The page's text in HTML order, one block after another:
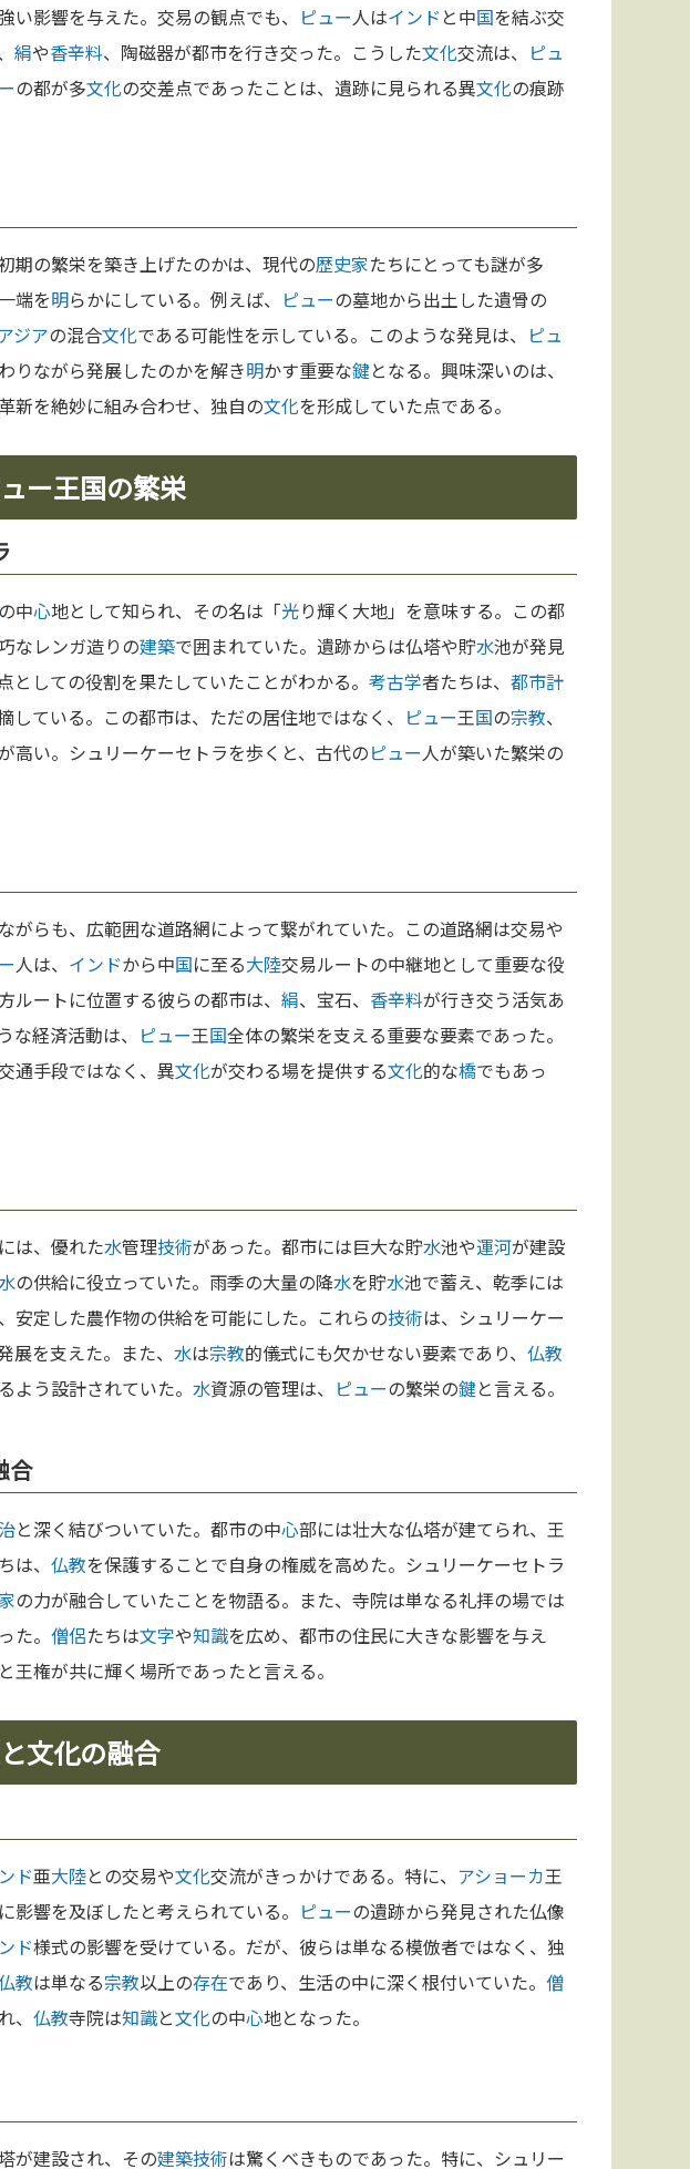
い影響を与えた。交易の観点でも、 ピュー人はインド と中国を結ぶ交
絹や香辛料、陶磁器が都市を行き交った。こうした文化交流は、 ピュ
の都が多文化の交差点であったことは、遺跡に見られる異文化の痕跡
期の繁栄を築き上げたのかは、現代の歴史家たちにとっても謎が多
端を明らかにしている。例えば、 ピューの墓地から出土した遺骨の
ジアの混合文化である可能性を示している。このような発見は、 ピュ
りながら発展したのかを解き明かす重要な鍵となる。興味深いのは、
革新を絶妙に組み合わせ、独自の文化を形成していた点である。
ー王国の繁栄
中心地として知られ、その名は「光り輝く大地」を意味する。この都
なレンガ造りの建築で囲まれていた。遺跡からは仏塔や貯水池が発見
としての役割を果たしていたことがわかる。 考古学者たちは、 都市計
ている。この都市は、ただの居住地ではなく、 ピュー王国の宗教、
高い。シュリーケーセトラを歩くと、古代のピュー人が築いた繁栄の
がらも、広範囲な道路網によって繋がれていた。この道路網は交易や
人は、 インドから中国に至る大陸交易ルートの中継地として重要な役
ルートに位置する彼らの都市は、 絹、宝石、 香辛料が行き交う活気あ
な経済活動は、 ピュー王国全体の繁栄を支える重要な要素であった。
通手段ではなく、異文化が交わる場を提供する文化的な橋でもあっ
は、優れた水管理技術があった。都市には巨大な貯水池や運河が建設
の供給に役立っていた。雨季の大量の降水を貯水池で蓄え、乾季には
安定した農作物の供給を可能にした。これらの技術は、シュリーケー
展を支えた。また、 水は宗教的儀式にも欠かせない要素であり、 仏教
よう設計されていた。 水資源の管理は、 ピューの繁栄の鍵と言える。
合
と深く結びついていた。都市の中心部には壮大な仏塔が建てられ、王
は、 仏教を保護することで自身の権威を高めた。シュリーケーセトラ
の力が融合していたことを物語る。また、寺院は単なる礼拝の場では
た。 僧侶たちは文字や知識を広め、都市の住民に大きな影響を与え
王権が共に輝く場所であったと言える。
文化の融合
ド亜大陸との交易や文化交流がきっかけである。特に、 アショーカ王
影響を及ぼしたと考えられている。 ピューの遺跡から発見された仏像
ド様式の影響を受けている。だが、彼らは単なる模倣者ではなく、独
教は単なる宗教以上の存在であり、生活の中に深く根付いていた。 僧
、 仏教寺院は知識と文化の中心地となった。
が建設され、その建築技術は驚くべきものであった。特に、シュリー